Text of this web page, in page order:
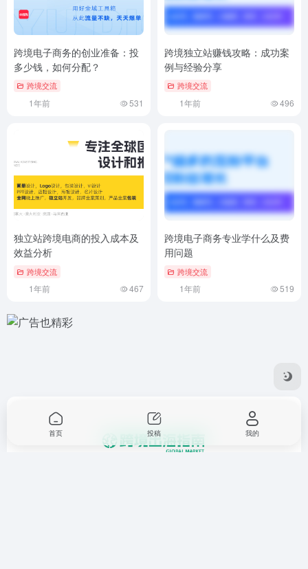
跨境电子商务的创业准备：投
多少钱，如何分配？
跨境交流
1年前 531
跨境独立站赚钱攻略：成功案
例与经验分享
跨境交流
1年前 496
独立站跨境电商的投入成本及
效益分析
跨境交流
1年前 467
跨境电子商务专业学什么及费
用问题
跨境交流
1年前 519
首页 投稿 我的